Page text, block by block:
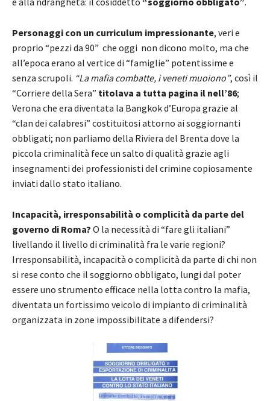
Personaggi con un curriculum impressionante, veri e
proprio “pezzi da 90” che oggi non dicono molto, ma che
all’epoca erano al vertice di “famiglie” potentissime e
senza scrupoli. “La mafia combatte, i veneti muoiono”, così il
“Corriere della Sera” titolava a tutta pagina il nell’86;
Verona che era diventata la Bangkok d’Europa grazie al
“clan dei calabresi” costituitosi attorno ai soggiornanti
obbligati; non parliamo della Riviera del Brenta dove la
piccola criminalità fece un salto di qualità grazie agli
insegnamenti dei professionisti del crimine copiosamente
inviati dallo stato italiano.
Incapacità, irresponsabilità o complicità da parte del
governo di Roma? O la necessità di “fare gli italiani”
livellando il livello di criminalità fra le varie regioni?
Irresponsabilità, incapacità o complicità da parte di chi non
si rese conto che il soggiorno obbligato, lungi dal poter
essere uno strumento efficace nella lotta contro la mafia,
diventata un fortissimo veicolo di impianto di criminalità
organizzata in zone impossibilitate a difendersi?